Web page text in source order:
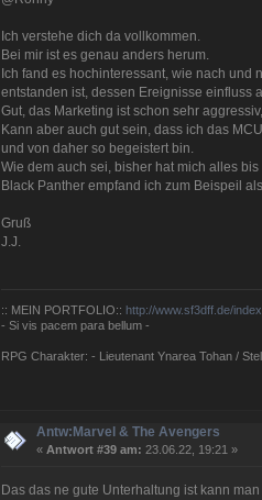
Ich verstehe dich da vollkommen.
Bei mir ist es genau anders herum.
Ich fand es hochinteressant, wie nach
entstanden ist, dessen Ereignisse einfluss
Gut, das Marketing ist schon sehr
Kann aber auch gut sein, dass ich das
und von daher so begeistert bin.
Wie dem auch sei, bisher hat mich alles
Black Panther empfand ich zum Beispeil
Gruß
J.J.
:: MEIN PORTFOLIO:: http://www.sf3dff.de/
- Si vis pacem para bellum -
RPG Charakter: - Lieutenant Ynarea Tohan /
Antw:Marvel & The Avengers
« Antwort #39 am: 23.06.22, 19:21 »
Das das ne gute Unterhaltung ist kann